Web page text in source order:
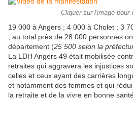
Cliquer sur l'image pour
19 000 à Angers ; 4 000 à Cholet ; 3
; au total près de 28 000 personnes
département (25 500 selon la
La LDH Angers 49 était mobilisée
retraites qui aggravera les injustices
celles et ceux ayant des carrières
et notamment des femmes et qui
la retraite et de la vivre en bonne